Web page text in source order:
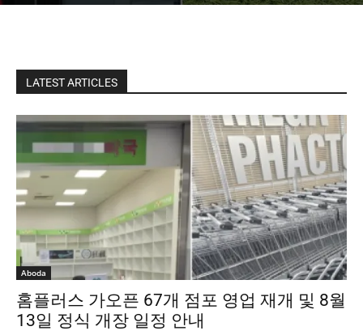
LATEST ARTICLES
Aboda
홈플러스 가오픈 67개 점포 영업 재개 및 8월
13일 정식 개장 일정 안내